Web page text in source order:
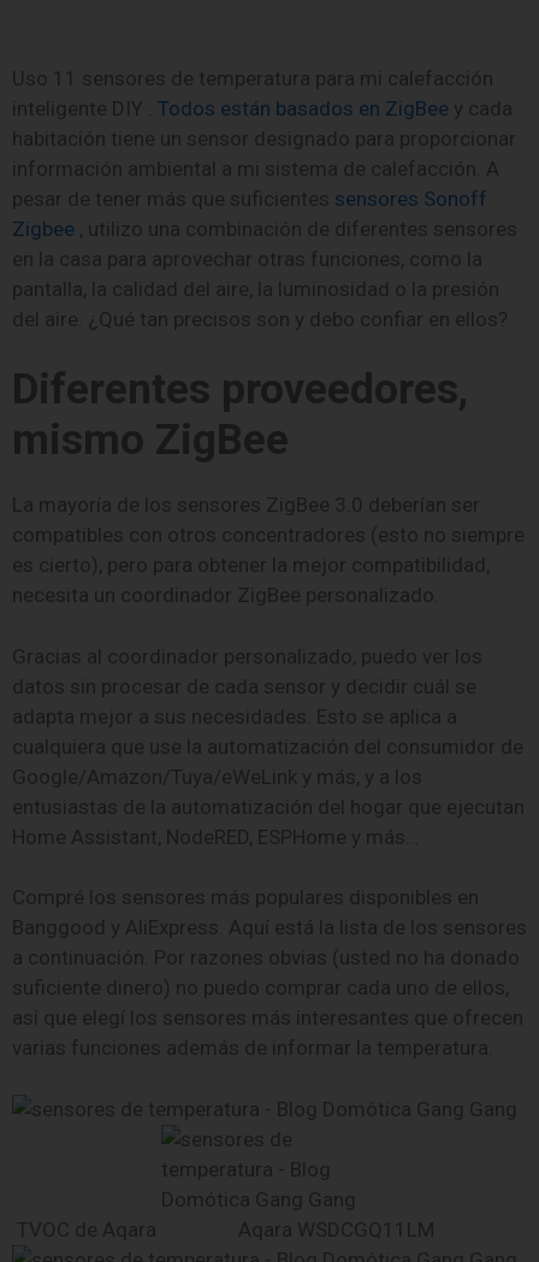
Uso 11 sensores de temperatura para mi calefacción
inteligente DIY . Todos están basados ​​en ZigBee y cada
habitación tiene un sensor designado para proporcionar
información ambiental a mi sistema de calefacción. A
pesar de tener más que suficientes sensores Sonoff
Zigbee , utilizo una combinación de diferentes sensores
en la casa para aprovechar otras funciones, como la
pantalla, la calidad del aire, la luminosidad o la presión
del aire. ¿Qué tan precisos son y debo confiar en ellos?
Diferentes proveedores,
mismo ZigBee
La mayoría de los sensores ZigBee 3.0 deberían ser
compatibles con otros concentradores (esto no siempre
es cierto), pero para obtener la mejor compatibilidad,
necesita un coordinador ZigBee personalizado.
Gracias al coordinador personalizado, puedo ver los
datos sin procesar de cada sensor y decidir cuál se
adapta mejor a sus necesidades. Esto se aplica a
cualquiera que use la automatización del consumidor de
Google/Amazon/Tuya/eWeLink y más, y a los
entusiastas de la automatización del hogar que ejecutan
Home Assistant, NodeRED, ESPHome y más…
Compré los sensores más populares disponibles en
Banggood y AliExpress. Aquí está la lista de los sensores
a continuación. Por razones obvias (usted no ha donado
suficiente dinero) no puedo comprar cada uno de ellos,
así que elegí los sensores más interesantes que ofrecen
varias funciones además de informar la temperatura.
TVOC de Aqara Aqara WSDCGQ11LM